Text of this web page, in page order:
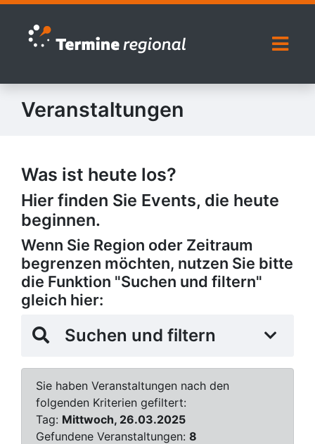
Zur Navigation springen
Zum Inhalt springen
Veranstaltungen
Was ist heute los?
Hier finden Sie Events, die heute
beginnen.
Wenn Sie Region oder Zeitraum
begrenzen möchten, nutzen Sie bitte
die Funktion "Suchen und filtern"
gleich hier:
Suchen und filtern
Sie haben Veranstaltungen nach den
folgenden Kriterien gefiltert:
Tag: Mittwoch, 26.03.2025
Gefundene Veranstaltungen: 8